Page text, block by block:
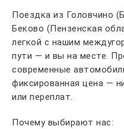
Поездка из Головчино
Беково (Пензенская
легкой с нашим
пути — и вы на месте.
современные
фиксированная цена —
или переплат.
Почему выбирают нас: